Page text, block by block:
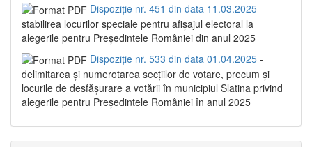
Dispoziție nr. 451 din data 11.03.2025 -
stabilirea locurilor speciale pentru afișajul electoral la
alegerile pentru Președintele României din anul 2025
Dispoziție nr. 533 din data 01.04.2025 -
delimitarea şi numerotarea secţiilor de votare, precum şi
locurile de desfăşurare a votării în municipiul Slatina privind
alegerile pentru Preşedintele României în anul 2025